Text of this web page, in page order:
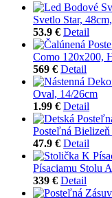
Svetlo Star,
53.9 € Detail
Como 120x200,
569 € Detail
Oval, 14/26cm
1.99 € Detail
Posteľná
47.9 € Detail
Písaciamu Stolu
339 € Detail